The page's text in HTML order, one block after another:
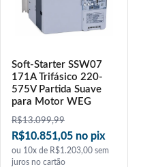
Soft-Starter SSW07
171A Trifásico 220-
575V Partida Suave
para Motor WEG
R$13.099,99
R$10.851,05 no pix
ou 10x de R$1.203,00 sem
juros no cartão